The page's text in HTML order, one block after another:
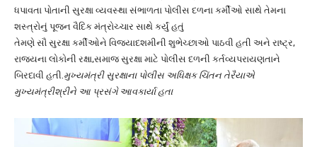
ધપાવતા પોતાની સુરક્ષા વ્યવસ્થા સંભાળતા પોલીસ દળના કર્મીઓ સાથે તેમના
શસ્ત્રોનું પૂજન વૈદિક મંત્રોચ્ચાર સાથે કર્યું હતું
તેમણે સૌ સુરક્ષા કર્મીઓને વિજયાદશમીની શુભેચ્છાઓ પાઠવી હતી અને રાષ્ટ્ર,
રાજ્યના લોકોની રક્ષા,સમાજ સુરક્ષા માટે પોલીસ દળની કર્તવ્યપરાયણતાને
બિરદાવી હતી. મુખ્યમંત્રી સુરક્ષાના પોલીસ અધિક્ષક ચિંતન તેરૈયાએ
મુખ્યમંત્રીશ્રીને આ પ્રસંગે આવકાર્યા હતા